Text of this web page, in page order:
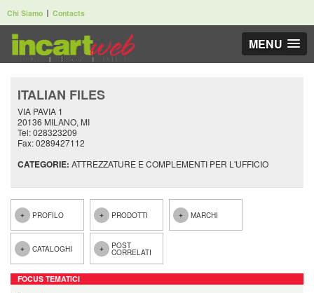
Chi Siamo Contacts
MENU
ITALIAN FILES
VIA PAVIA 1
20136 MILANO, MI
Tel: 028323209
Fax: 0289427112
CATEGORIE: ATTREZZATURE E COMPLEMENTI PER L'UFFICIO
PROFILO PRODOTTI MARCHI
CATALOGHI POST
CORRELATI
FOCUS TEMATICI